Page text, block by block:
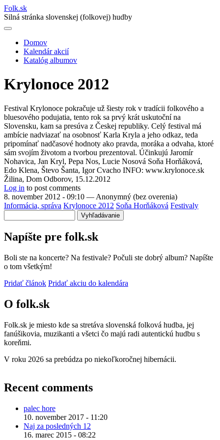
Folk.sk
Silná stránka slovenskej (folkovej) hudby
Main
navigation
Domov
Kalendár akcií
Katalóg albumov
Krylonoce 2012
Festival Krylonoce pokračuje už šiesty rok v tradícii folkového a
bluesového podujatia, tento rok sa prvý krát uskutoční na
Slovensku, kam sa presúva z Českej republiky. Celý festival má
ambície nadviazať na osobnosť Karla Kryla a jeho odkaz, teda
pripomínať nadčasové hodnoty ako pravda, moráka a odvaha, ktoré
sám svojím životom a tvorbou prezentoval. Účinkujú Jaromír
Nohavica, Jan Kryl, Pepa Nos, Lucie Nosová Soňa Horňáková,
Edo Klena, Števo Šanta, Igor Cvacho INFO: www.krylonoce.sk
Žilina, Dom Odborov, 15.12.2012
Log in to post comments
8. november 2012 - 09:10 — Anonymný (bez overenia)
Informácia, správa Krylonoce 2012 Soňa Horňáková Festivaly
Napíšte pre folk.sk
Boli ste na koncerte? Na festivale? Počuli ste dobrý album? Napíšte
o tom všetkým!
Pridať článok Pridať akciu do kalendára
O folk.sk
Folk.sk je miesto kde sa stretáva slovenská folková hudba, jej
fanúšikovia, muzikanti a všetci čo majú radi autentickú hudbu s
koreňmi.
V roku 2026 sa prebúdza po niekoľkoročnej hibernácii.
Recent comments
palec hore
10. november 2017 - 11:20
Naj za posledných 12
16. marec 2015 - 08:22